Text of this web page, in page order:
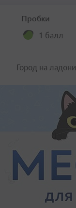
Пробки
1 балл
Город на ладони